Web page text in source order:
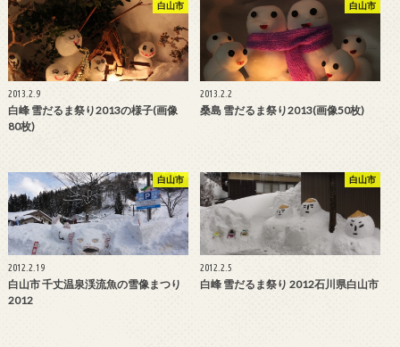
白山市
2013.2.9
白峰 雪だるま祭り2013の様子(画像
80枚)
白山市
2013.2.2
桑島 雪だるま祭り2013(画像50枚)
白山市
2012.2.19
白山市 千丈温泉渓流魚の雪像まつり
2012
白山市
2012.2.5
白峰 雪だるま祭り 2012石川県白山市